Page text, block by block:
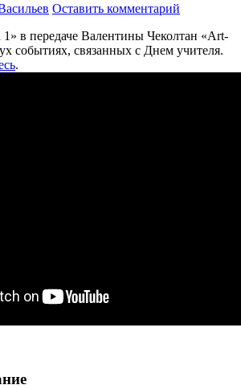
Оставить комментарий
в передаче Валентины Чеколтан «Art-
событиях, связанных с Днем учителя.
.